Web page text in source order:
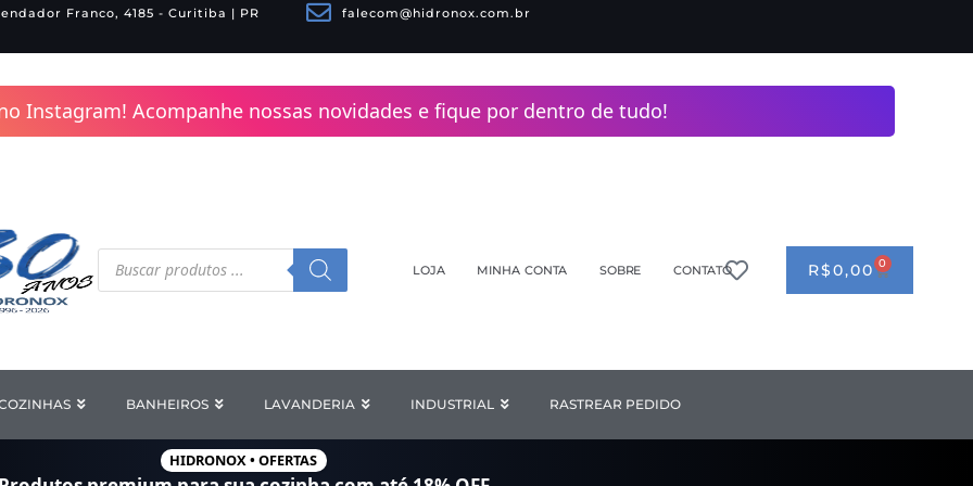
Franco, 4185 - Curitiba | PR falecom@hidronox.com.br
Instagram! Acompanhe nossas novidades e fique por dentro de tudo!
Pesquisar
produtos LOJA MINHA CONTA SOBRE CONTATO R$0,00 0 CART
Open COZINHAS
BANHEIROS Open BANHEIROS
LAVANDERIA Open LAVANDERIA
INDUSTRIAL Open INDUSTRIAL
RASTREAR PEDIDO
HIDRONOX • OFERTAS